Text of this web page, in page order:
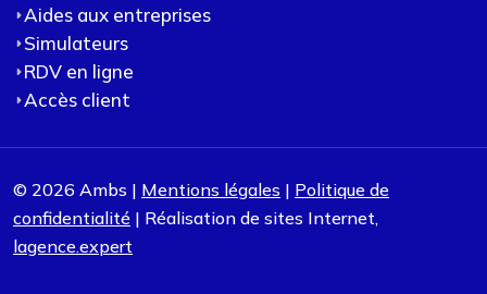
Aides aux entreprises
Simulateurs
RDV en ligne
Accès client
© 2026 Ambs | Mentions légales | Politique de
confidentialité | Réalisation de sites Internet,
lagence.expert